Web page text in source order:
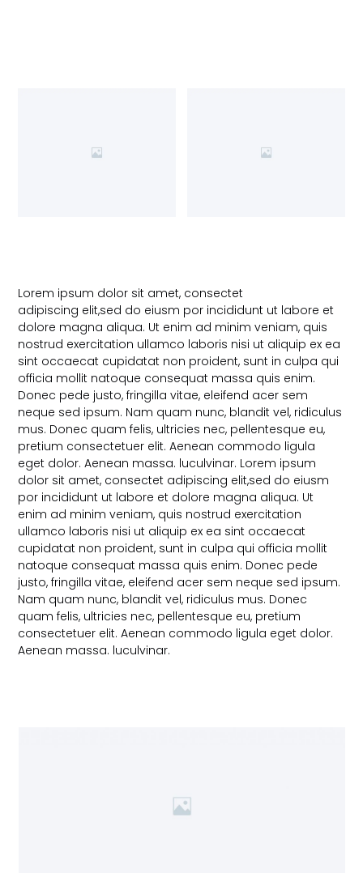
Lorem ipsum dolor sit amet, consectet
adipiscing elit,sed do eiusm por incididunt ut labore et
dolore magna aliqua. Ut enim ad minim veniam, quis
nostrud exercitation ullamco laboris nisi ut aliquip ex ea
sint occaecat cupidatat non proident, sunt in culpa qui
officia mollit natoque consequat massa quis enim.
Donec pede justo, fringilla vitae, eleifend acer sem
neque sed ipsum. Nam quam nunc, blandit vel, ridiculus
mus. Donec quam felis, ultricies nec, pellentesque eu,
pretium consectetuer elit. Aenean commodo ligula
eget dolor. Aenean massa. luculvinar. Lorem ipsum
dolor sit amet, consectet adipiscing elit,sed do eiusm
por incididunt ut labore et dolore magna aliqua. Ut
enim ad minim veniam, quis nostrud exercitation
ullamco laboris nisi ut aliquip ex ea sint occaecat
cupidatat non proident, sunt in culpa qui officia mollit
natoque consequat massa quis enim. Donec pede
justo, fringilla vitae, eleifend acer sem neque sed ipsum.
Nam quam nunc, blandit vel, ridiculus mus. Donec
quam felis, ultricies nec, pellentesque eu, pretium
consectetuer elit. Aenean commodo ligula eget dolor.
Aenean massa. luculvinar.